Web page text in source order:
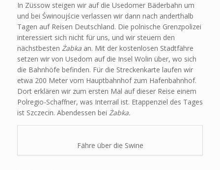
In Züssow steigen wir auf die Usedomer Bäderbahn um
und bei Świnoujście verlassen wir dann nach anderthalb
Tagen auf Reisen Deutschland. Die polnische Grenzpolizei
interessiert sich nicht für uns, und wir steuern den
nächstbesten Żabka an. Mit der kostenlosen Stadtfähre
setzen wir von Usedom auf die Insel Wolin über, wo sich
die Bahnhöfe befinden. Für die Streckenkarte laufen wir
etwa 200 Meter vom Hauptbahnhof zum Hafenbahnhof.
Dort erklären wir zum ersten Mal auf dieser Reise einem
Polregio-Schaffner, was Interrail ist. Etappenziel des Tages
ist Szczecin. Abendessen bei Żabka.
Fähre über die Swine